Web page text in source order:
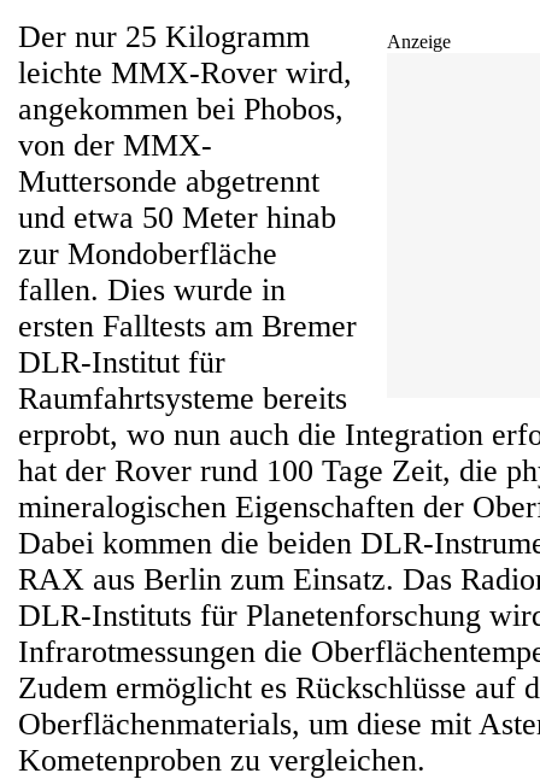
Anzeige
Der nur 25 Kilogramm
leichte MMX-Rover wird,
angekommen bei Phobos,
von der MMX-
Muttersonde abgetrennt
und etwa 50 Meter hinab
zur Mondoberfläche
fallen. Dies wurde in
ersten Falltests am Bremer
DLR-Institut für
Raumfahrtsysteme bereits
erprobt, wo nun auch die Integration
hat der Rover rund 100 Tage Zeit, die
mineralogischen Eigenschaften der
Dabei kommen die beiden DLR-
RAX aus Berlin zum Einsatz. Das
DLR-Instituts für Planetenforschung
Infrarotmessungen die
Zudem ermöglicht es Rückschlüsse auf
Oberflächenmaterials, um diese mit
Kometenproben zu vergleichen.